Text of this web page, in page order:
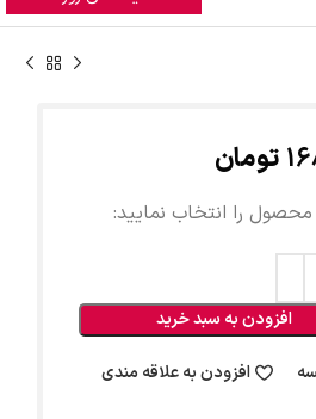
تومان
محصول را انتخاب نمایید:
افزودن به سبد خرید
افزودن به علاقه مندی